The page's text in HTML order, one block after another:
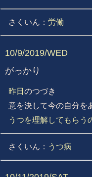
さくいん： 労働
10/9/2019/WED
がっかり
昨日 のつづき
意を決して今の自分を
うつを理解してもらう
さくいん： うつ病